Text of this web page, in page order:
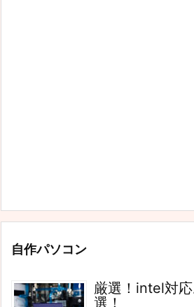
自作パソコン
厳選！intel対
選！